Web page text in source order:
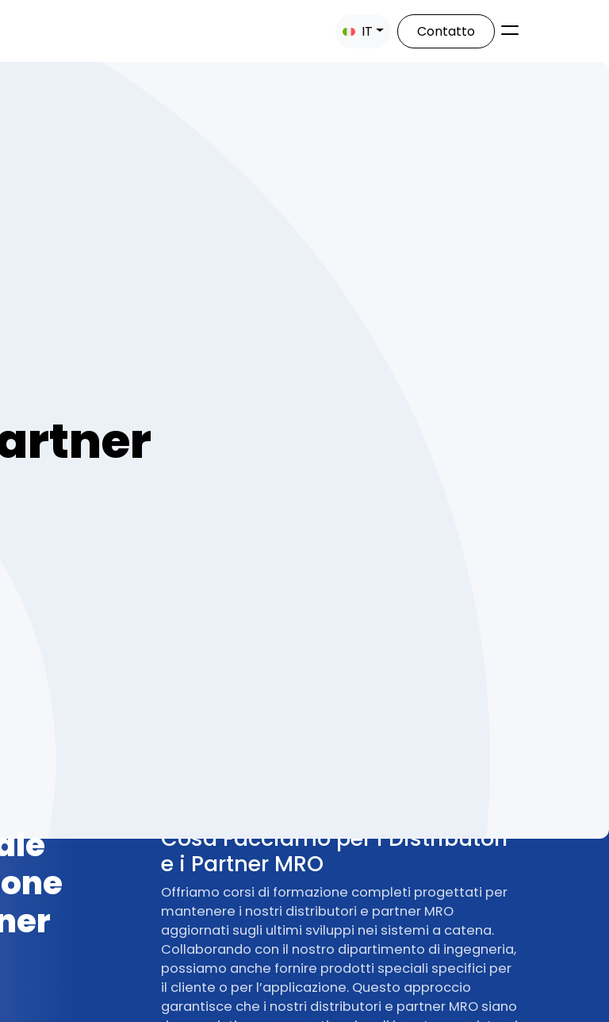
IT Contatto
Cosa Facciamo per i Distributori
e i Partner MRO
Offriamo corsi di formazione completi progettati per
mantenere i nostri distributori e partner MRO
aggiornati sugli ultimi sviluppi nei sistemi a catena.
Collaborando con il nostro dipartimento di ingegneria,
possiamo anche fornire prodotti speciali specifici per
il cliente o per l’applicazione. Questo approccio
garantisce che i nostri distributori e partner MRO siano